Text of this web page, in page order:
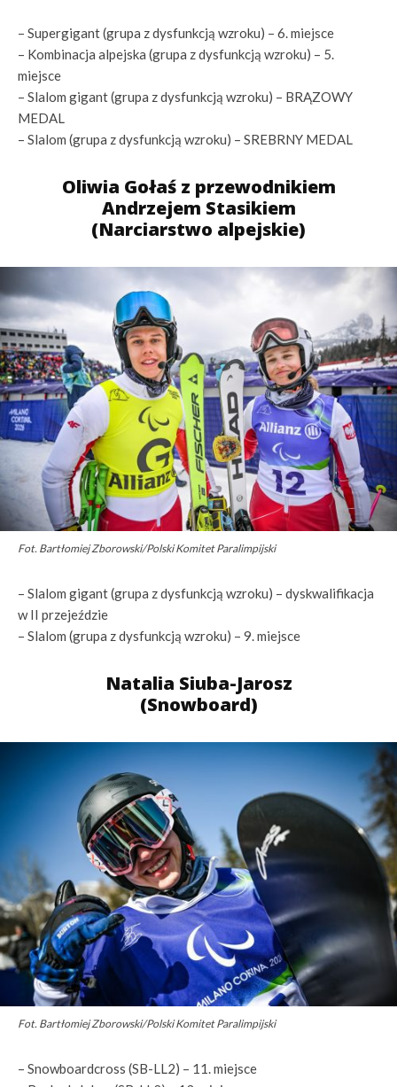
– Supergigant (grupa z dysfunkcją wzroku) – 6. miejsce
– Kombinacja alpejska (grupa z dysfunkcją wzroku) – 5.
miejsce
– Slalom gigant (grupa z dysfunkcją wzroku) – BRĄZOWY
MEDAL
– Slalom (grupa z dysfunkcją wzroku) – SREBRNY MEDAL
Oliwia Gołaś z przewodnikiem
Andrzejem Stasikiem
(Narciarstwo alpejskie)
Fot. Bartłomiej Zborowski/Polski Komitet Paralimpijski
– Slalom gigant (grupa z dysfunkcją wzroku) – dyskwalifikacja
w II przejeździe
– Slalom (grupa z dysfunkcją wzroku) – 9. miejsce
Natalia Siuba-Jarosz
(Snowboard)
Fot. Bartłomiej Zborowski/Polski Komitet Paralimpijski
– Snowboardcross (SB-LL2) – 11. miejsce